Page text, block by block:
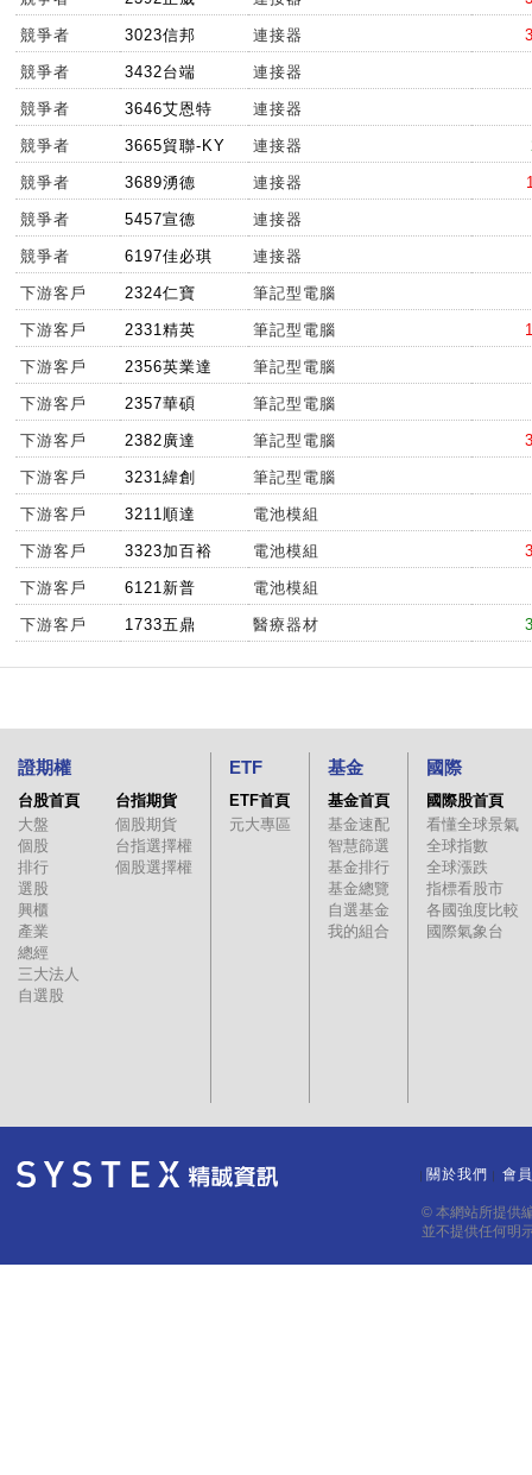
競爭者 3023信邦 連接器
競爭者 3432台端 連接器
競爭者 3646艾恩特 連接器
競爭者 3665貿聯-KY 連接器
競爭者 3689湧德 連接器
競爭者 5457宣德 連接器
競爭者 6197佳必琪 連接器
下游客戶 2324仁寶 筆記型電腦
下游客戶 2331精英 筆記型電腦
下游客戶 2356英業達 筆記型電腦
下游客戶 2357華碩 筆記型電腦
下游客戶 2382廣達 筆記型電腦
下游客戶 3231緯創 筆記型電腦
下游客戶 3211順達 電池模組
下游客戶 3323加百裕 電池模組
下游客戶 6121新普 電池模組
下游客戶 1733五鼎 醫療器材
證期權
台股首頁
大盤
個股
排行
選股
興櫃
產業
總經
三大法人
自選股
台指期貨
個股期貨
台指選擇權
個股選擇權
ETF
ETF首頁
元大專區
基金
基金首頁
基金速配
智慧篩選
基金排行
基金總覽
自選基金
我的組合
國際
國際股首頁
看懂全球景氣
全球指數
全球漲跌
指標看股市
各國強度比較
國際氣象台
關於我們 會
© 本網站所提供
並不提供任何明